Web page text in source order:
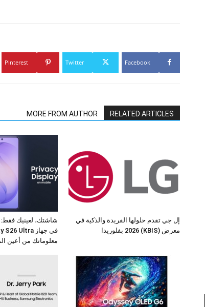
Facebook
Twitter
Pinterest
RELATED ARTICLES
MORE FROM AUTHOR
شاشتك، لعينيك
معلوماتك من أعين
إل جي تقدم حلولها الفريدة والذكية في
معرض (KBIS) 2026 بفلوريدا